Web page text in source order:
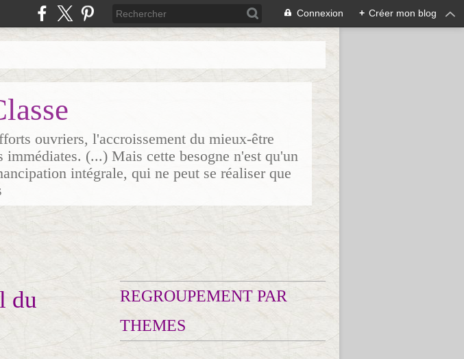
Connexion + Créer mon blog
ouvriers, l'accroissement du mieux-être
(...) Mais cette besogne n'est qu'un
intégrale, qui ne peut se réaliser que
du
REGROUPEMENT PAR
THEMES